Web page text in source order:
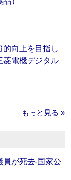
的向上を目指し
菱電機デジタル
もっと見る »
員が死去‐国家公